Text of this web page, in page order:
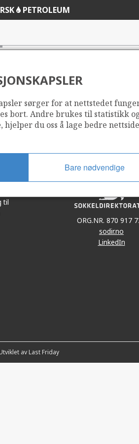
PETROLEUM
sørger for at nettstedet
bort. Andre brukes til statistikk
hjelper du oss å lage bedre
Bare nødvendige
til
ORG.NR. 870 917
sodir.no
LinkedIn
av Last Friday